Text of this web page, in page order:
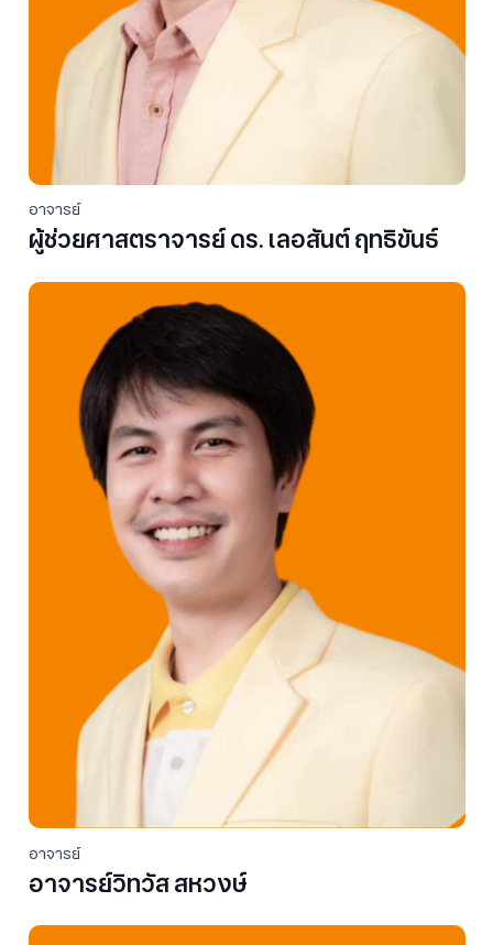
อาจารย์
ผู้ช่วยศาสตราจารย์ ดร. เลอสันต์ ฤทธิขันธ์
อาจารย์
อาจารย์วิทวัส สหวงษ์